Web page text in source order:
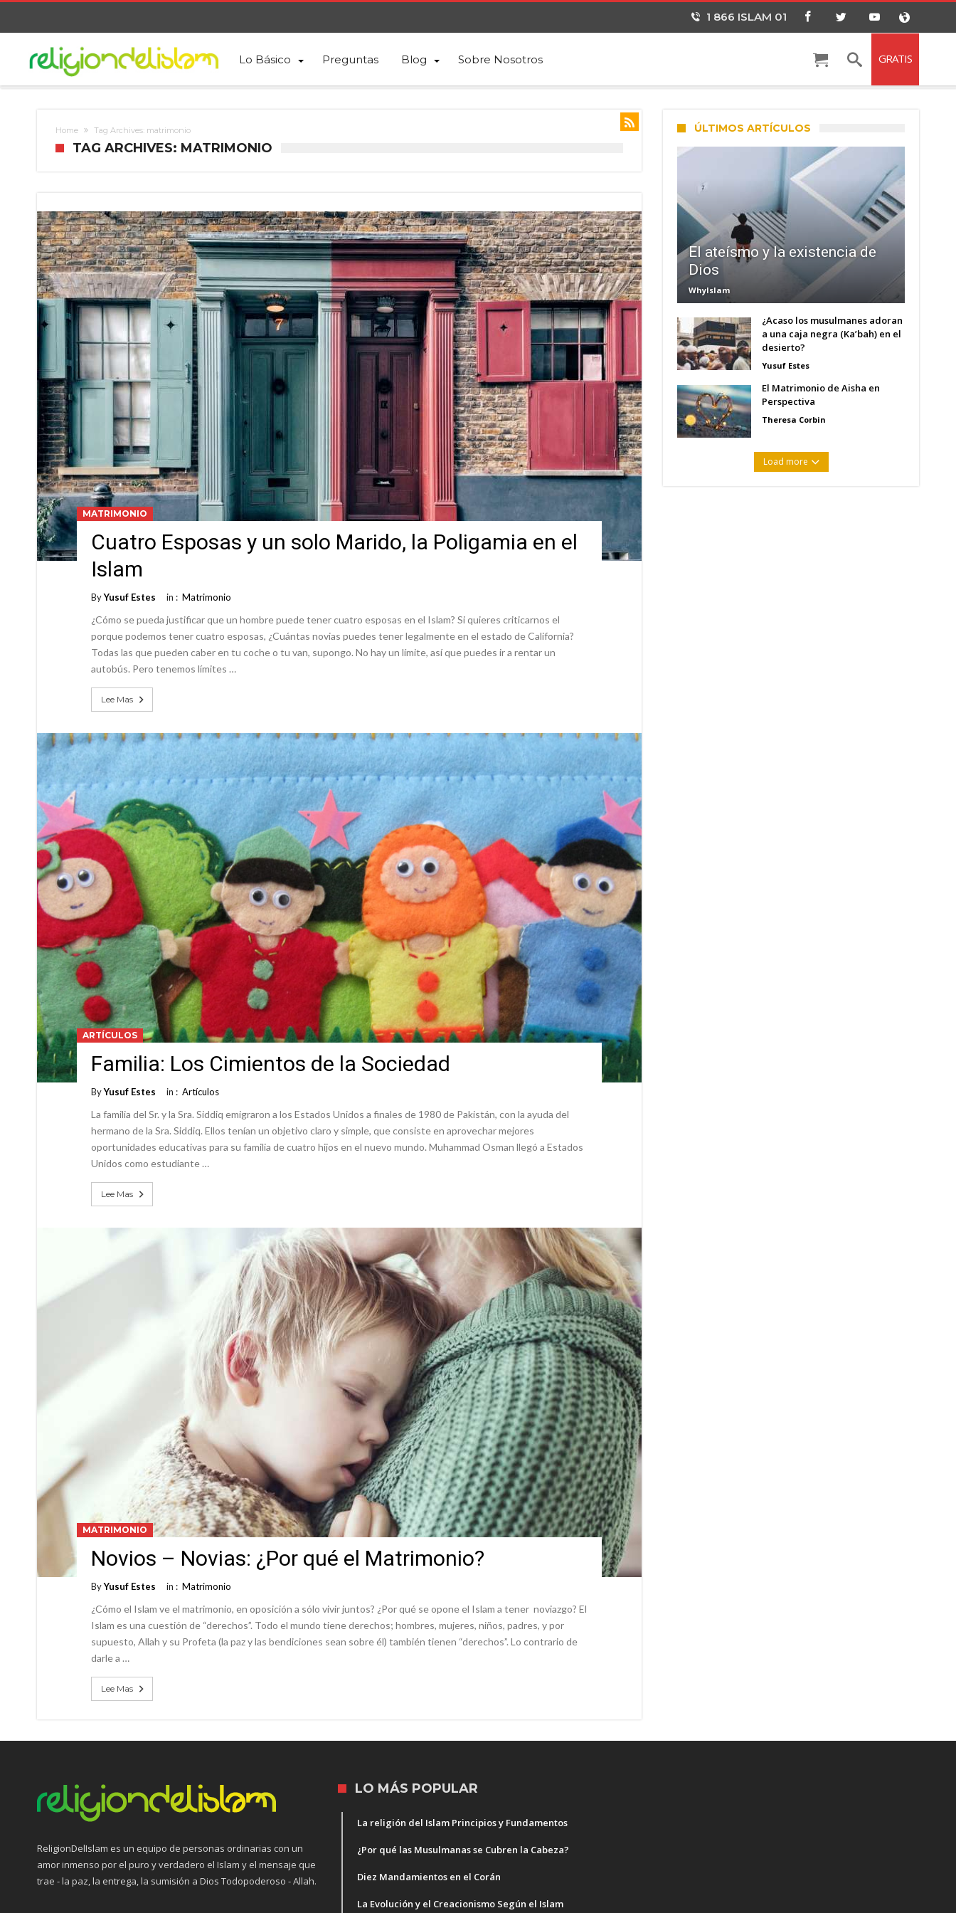
1 866 ISLAM 01
Lo Básico Preguntas Blog Sobre Nosotros GRATIS
Home Tag Archives: matrimonio
TAG ARCHIVES: MATRIMONIO
MATRIMONIO
Cuatro Esposas y un solo Marido, la Poligamia en el
Islam
ByYusuf Estes in : Matrimonio
¿Cómo se pueda justificar que un hombre puede tener cuatro esposas en el Islam? Si quieres criticarnos el
porque podemos tener cuatro esposas, ¿Cuántas novias puedes tener legalmente en el estado de California?
Todas las que pueden caber en tu coche o tu van, supongo. No hay un límite, así que puedes ir a rentar un
autobús. Pero tenemos límites …
Lee Mas
ARTÍCULOS
Familia: Los Cimientos de la Sociedad
ByYusuf Estes in : Artículos
La familia del Sr. y la Sra. Siddiq emigraron a los Estados Unidos a finales de 1980 de Pakistán, con la ayuda del
hermano de la Sra. Siddiq. Ellos tenían un objetivo claro y simple, que consiste en aprovechar mejores
oportunidades educativas para su familia de cuatro hijos en el nuevo mundo. Muhammad Osman llegó a Estados
Unidos como estudiante …
Lee Mas
MATRIMONIO
Novios – Novias: ¿Por qué el Matrimonio?
ByYusuf Estes in : Matrimonio
¿Cómo el Islam ve el matrimonio, en oposición a sólo vivir juntos? ¿Por qué se opone el Islam a tener noviazgo? El
Islam es una cuestión de “derechos”. Todo el mundo tiene derechos; hombres, mujeres, niños, padres, y por
supuesto, Allah y su Profeta (la paz y las bendiciones sean sobre él) también tienen “derechos”. Lo contrario de
darle a …
Lee Mas
ÚLTIMOS ARTÍCULOS
El ateísmo y la existencia de
Dios
WhyIslam
¿Acaso los musulmanes adoran
a una caja negra (Ka’bah) en el
desierto?
Yusuf Estes
El Matrimonio de Aisha en
Perspectiva
Theresa Corbin
Load more
ReligionDelIslam es un equipo de personas ordinarias con un
amor inmenso por el puro y verdadero el Islam y el mensaje que
trae - la paz, la entrega, la sumisión a Dios Todopoderoso - Allah.
LO MÁS POPULAR
La religión del Islam Principios y Fundamentos
¿Por qué las Musulmanas se Cubren la Cabeza?
Diez Mandamientos en el Corán
La Evolución y el Creacionismo Según el Islam